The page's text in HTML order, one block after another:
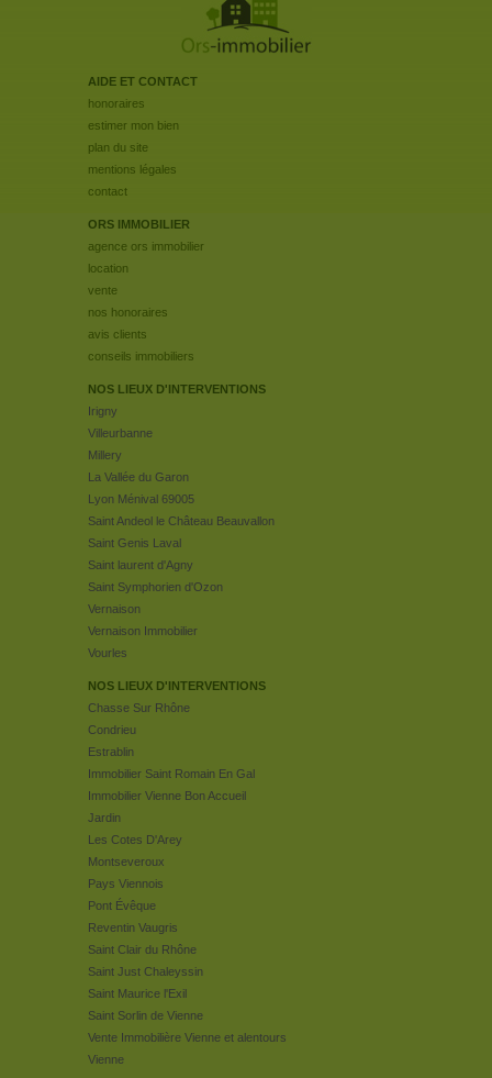
AIDE ET CONTACT
honoraires
estimer mon bien
plan du site
mentions légales
contact
ORS IMMOBILIER
agence ors immobilier
location
vente
nos honoraires
avis clients
conseils immobiliers
NOS LIEUX D'INTERVENTIONS
Irigny
Villeurbanne
Millery
La Vallée du Garon
Lyon Ménival 69005
Saint Andeol le Château Beauvallon
Saint Genis Laval
Saint laurent d'Agny
Saint Symphorien d'Ozon
Vernaison
Vernaison Immobilier
Vourles
NOS LIEUX D'INTERVENTIONS
Chasse Sur Rhône
Condrieu
Estrablin
Immobilier Saint Romain En Gal
Immobilier Vienne Bon Accueil
Jardin
Les Cotes D'Arey
Montseveroux
Pays Viennois
Pont Évêque
Reventin Vaugris
Saint Clair du Rhône
Saint Just Chaleyssin
Saint Maurice l'Exil
Saint Sorlin de Vienne
Vente Immobilière Vienne et alentours
Vienne